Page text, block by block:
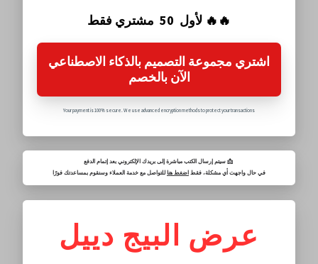
لأول 50 مشتري فقط 🔥🔥
اشتري مجموعة التصميم بالذكاء الاصطناعي
الآن بالخصم
Your payment is 100% secure. We use advanced encryption methods to protect your transactions
سيتم إرسال الكتب مباشرة إلى بريدك الإلكتروني بعد إتمام الدفع 📩
في حال واجهت أي مشكلة، فقط اضغط هنا للتواصل مع خدمة العملاء وسنقوم بمساعدتك فورًا
عرض البيج دييل